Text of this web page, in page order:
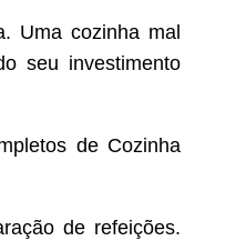
Uma cozinha mal
seu investimento
de Cozinha
de refeições.